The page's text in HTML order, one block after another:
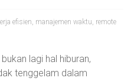
efisien, manajemen waktu, remote
lagi hal hiburan,
tenggelam dalam